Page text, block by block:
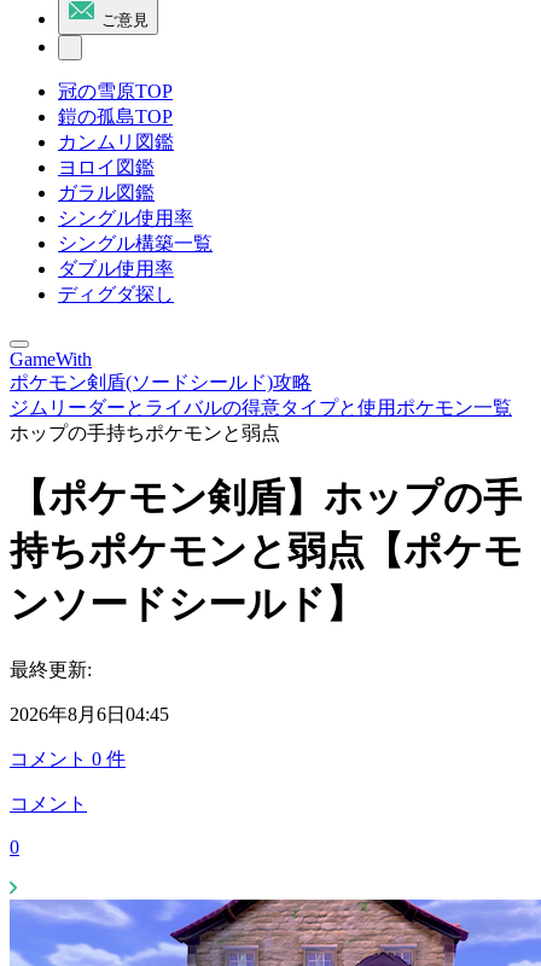
ご意見
冠の雪原TOP
鎧の孤島TOP
カンムリ図鑑
ヨロイ図鑑
ガラル図鑑
シングル使用率
シングル構築一覧
ダブル使用率
ディグダ探し
GameWith
ポケモン剣盾(ソードシールド)攻略
ジムリーダーとライバルの得意タイプと使用ポケモン一覧
ホップの手持ちポケモンと弱点
【ポケモン剣盾】ホップの手
持ちポケモンと弱点【ポケモ
ンソードシールド】
最終更新:
2026年8月6日04:45
コメント 0 件
コメント
0